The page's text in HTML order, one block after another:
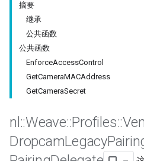
摘要
继承
公共函数
公共函数
EnforceAccessControl
GetCameraMACAddress
GetCameraSecret
nl ::Weave::Profiles::
DropcamLegacy